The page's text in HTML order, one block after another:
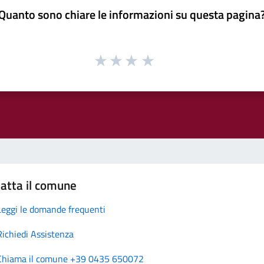
sono chiare le informazioni su questa
il comune
le domande frequenti
Assistenza
il comune +39 0435 650072